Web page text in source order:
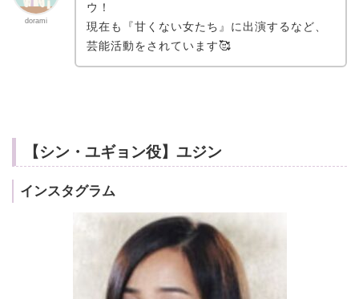
dorami
ウ！
現在も『甘くない女たち』に出演するなど、
芸能活動をされています🥰
【シン・ユギョン役】ユジン
インスタグラム